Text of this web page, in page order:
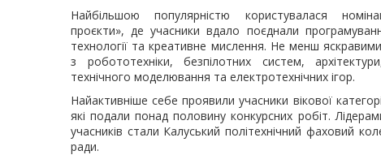
Найбільшою популярністю користувалася
проєкти», де учасники вдало поєднали
технології та креативне мислення. Не менш
з робототехніки, безпілотних систем,
технічного моделювання та електротехнічних ігор.
Найактивніше себе проявили учасники вікової
які подали понад половину конкурсних робіт.
учасників стали Калуський політехнічний фаховий
ради.